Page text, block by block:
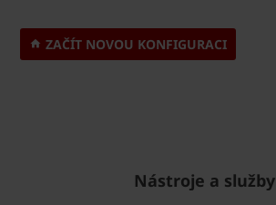
ZAČÍT NOVOU KONFIGURACI
Nástroje a služby